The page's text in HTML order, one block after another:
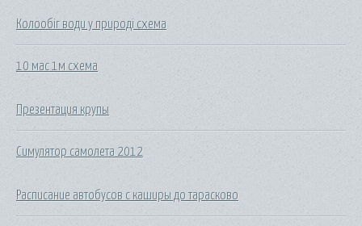
Колообіг води у природі схема
10 мас 1м схема
Презентация крупы
Симулятор самолета 2012
Расписание автобусов с каширы до тарасково